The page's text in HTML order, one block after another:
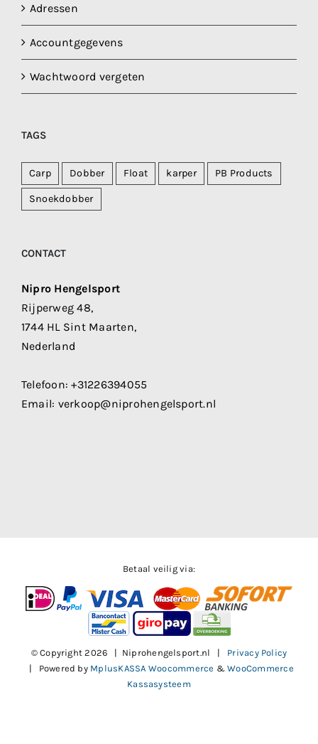
Adressen
Accountgegevens
Wachtwoord vergeten
TAGS
Carp Dobber Float karper PB Products
Snoekdobber
CONTACT
Nipro Hengelsport
Rijperweg 48,
1744 HL Sint Maarten,
Nederland
Telefoon:+31226394055
Email: verkoop@niprohengelsport.nl
Betaal veilig via:
© Copyright2026 | Niprohengelsport.nl | Privacy Policy
| Powered by MplusKASSA Woocommerce &WooCommerce
Kassasysteem